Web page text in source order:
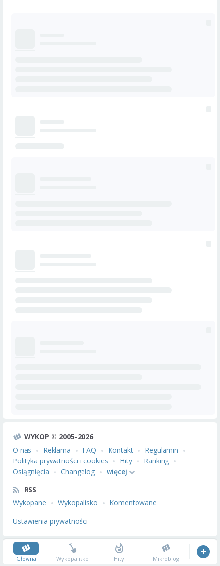
WYKOP © 2005-2026
O nas
Reklama FAQ Kontakt
Regulamin
Polityka prywatności i cookies
Hity
Ranking
Osiągnięcia
Changelog
więcej
RSS
Wykopane
Wykopalisko
Komentowane
Ustawienia prywatności
Główna Wykopalisko Hity Mikroblog